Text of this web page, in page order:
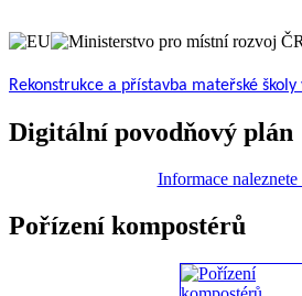
Rekonstrukce a přístavba mateřské
Digitální povodňový plán
Informace
Pořízení kompostérů